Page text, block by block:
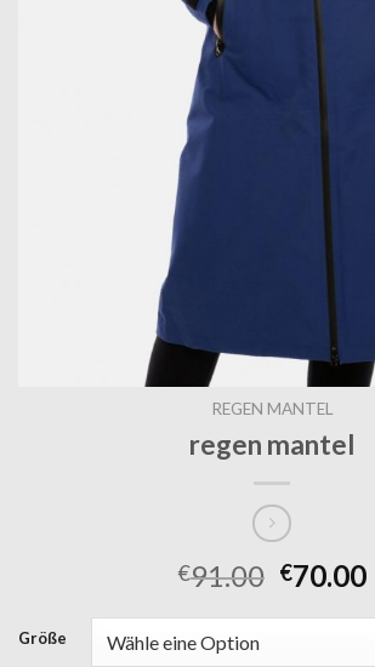
REGEN MANTEL
regen mantel
€91.00 €70.00
Größe